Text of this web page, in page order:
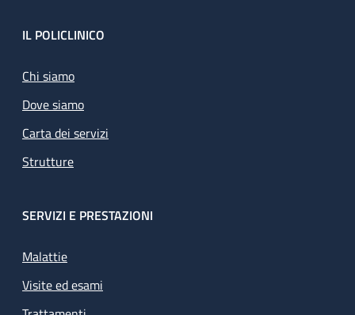
Footer
IL POLICLINICO
Chi siamo
Dove siamo
Carta dei servizi
Strutture
SERVIZI E PRESTAZIONI
Malattie
Visite ed esami